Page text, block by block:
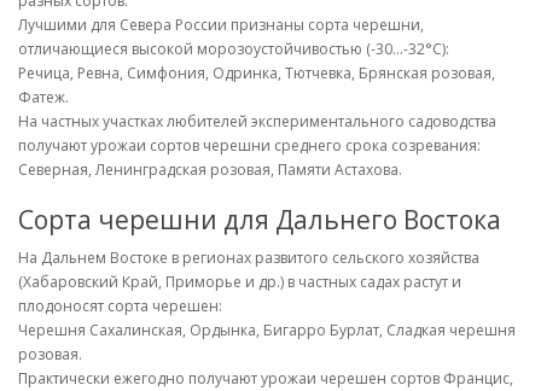
Лучшими для Севера России признаны сорта черешни,
отличающиеся высокой морозоустойчивостью (-30…-32°С):
Речица, Ревна, Симфония, Одринка, Тютчевка, Брянская розовая,
Фатеж.
На частных участках любителей экспериментального садоводства
получают урожаи сортов черешни среднего срока созревания:
Северная, Ленинградская розовая, Памяти Астахова.
Сорта черешни для Дальнего Востока
На Дальнем Востоке в регионах развитого сельского хозяйства
(Хабаровский Край, Приморье и др.) в частных садах растут и
плодоносят сорта черешен:
Черешня Сахалинская, Ордынка, Бигарро Бурлат, Сладкая черешня
розовая.
Практически ежегодно получают урожаи черешен сортов Францис,